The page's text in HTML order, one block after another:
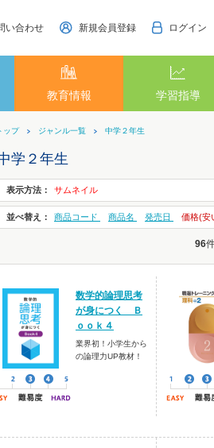
い合わせ 新規会員登録 ログイン
教育情報 学習指導
ップ ジャンル一覧 中学２年生
学２年生
表示方法： サムネイル
並べ替え： 商品コード 商品名 発売日 価格(安
96
数学的論理思考
が身につく Ｂ
ｏｏｋ４
業界初！小学生から
の論理力UP教材！